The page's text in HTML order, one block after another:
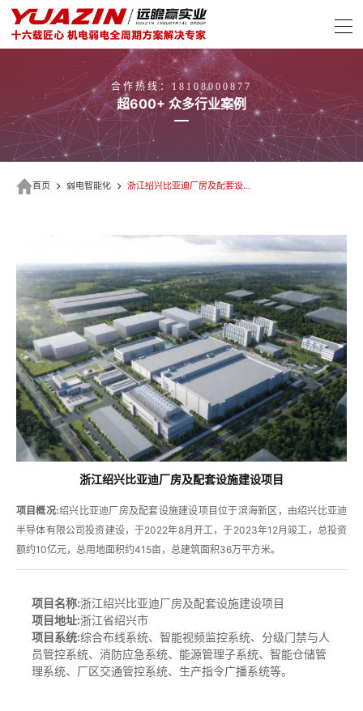
合作热线：18108000877
超600+ 众多行业案例
首页 弱电智能化 浙江绍兴比亚迪厂房及配套设施建设项目
浙江绍兴比亚迪厂房及配套设施建设项目
项目概况:绍兴比亚迪厂房及配套设施建设项目位于滨海新区，由绍兴比亚迪
半导体有限公司投资建设，于2022年8月开工，于2023年12月竣工，总投资
额约10亿元，总用地面积约415亩，总建筑面积36万平方米。
项目名称:浙江绍兴比亚迪厂房及配套设施建设项目
项目地址:浙江省绍兴市
项目系统:综合布线系统、智能视频监控系统、分级门禁与人
员管控系统、消防应急系统、能源管理子系统、智能仓储管
理系统、厂区交通管控系统、生产指令广播系统等。